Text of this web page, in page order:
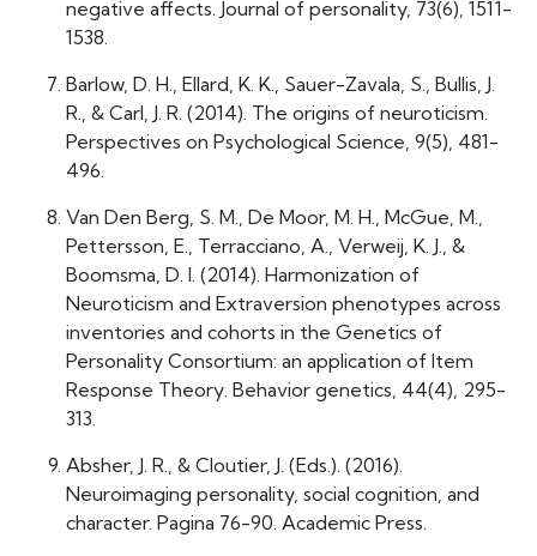
negative affects. Journal of personality, 73(6), 1511-
1538.
Barlow, D. H., Ellard, K. K., Sauer-Zavala, S., Bullis, J.
R., & Carl, J. R. (2014). The origins of neuroticism.
Perspectives on Psychological Science, 9(5), 481-
496.
Van Den Berg, S. M., De Moor, M. H., McGue, M.,
Pettersson, E., Terracciano, A., Verweij, K. J., &
Boomsma, D. I. (2014). Harmonization of
Neuroticism and Extraversion phenotypes across
inventories and cohorts in the Genetics of
Personality Consortium: an application of Item
Response Theory. Behavior genetics, 44(4), 295-
313.
Absher, J. R., & Cloutier, J. (Eds.). (2016).
Neuroimaging personality, social cognition, and
character. Pagina 76-90. Academic Press.